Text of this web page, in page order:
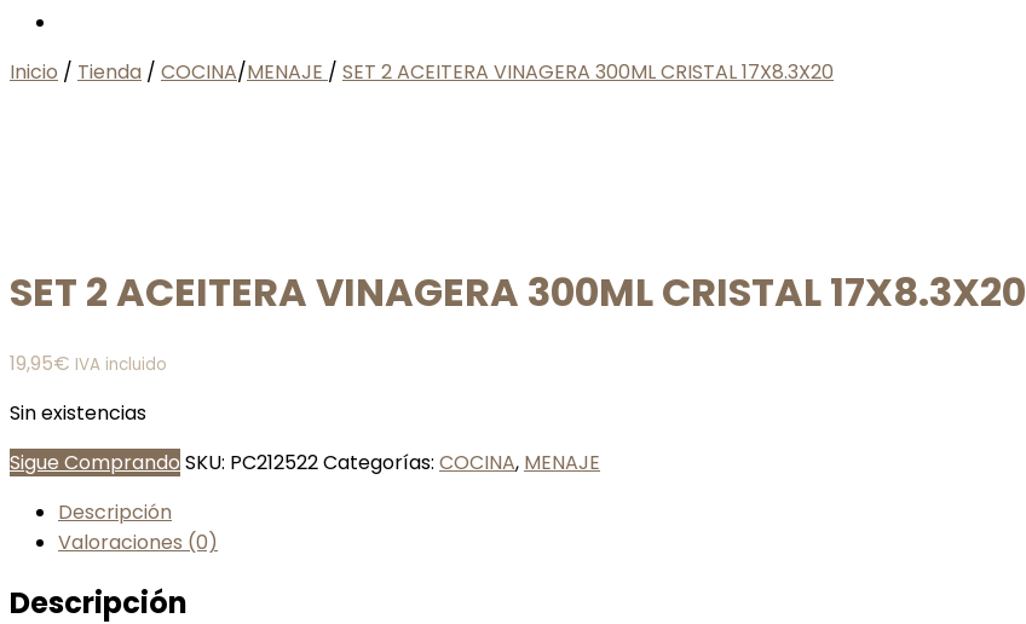
Inicio / Tienda / COCINA/MENAJE / SET 2 ACEITERA VINAGERA 300ML CRISTAL 17X8.3X20
SET 2 ACEITERA VINAGERA 300ML CRISTAL 17X8.3X20
19,95€ IVA incluido
Sin existencias
Sigue Comprando SKU: PC212522Categorías: COCINA, MENAJE
Descripción
Valoraciones (0)
Descripción